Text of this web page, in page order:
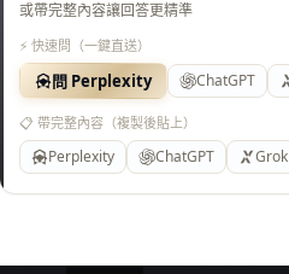
或帶完整內容讓回答更精準
⚡ 快速問（一鍵直送）
問 Perplexity ChatGPT
📋 帶完整內容（複製後貼上）
Perplexity ChatGPT Grok